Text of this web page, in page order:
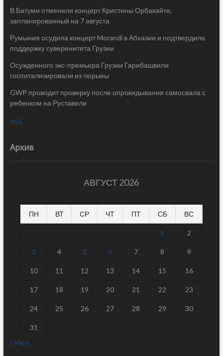
В Батуми отменили концерт Кристины Орбакайте,
запланированный на 7 августа
Румыния осудила концерт Morandi в Абхазии и подтвердила
поддержку суверенитета Грузии
Осужденного экс-премьера Грузии Гарибашвили
госпитализировали из тюрьмы
GWP проводит проверку после опрокидывания самосвала с
ребенком на Руставели
RSS
Архив
АВГУСТ 2026
ПН ВТ СР ЧТ ПТ СБ ВС
1 2
3 4 5 6 7 8 9
10 11 12 13 14 15 16
17 18 19 20 21 22 23
24 25 26 27 28 29 30
31
« Июл